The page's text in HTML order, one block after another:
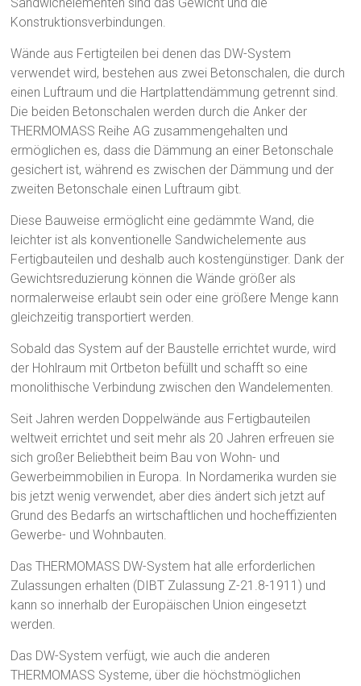
Konstruktionsverbindungen.
Wände aus Fertigteilen bei denen das DW-System
verwendet wird, bestehen aus zwei Betonschalen, die durch
einen Luftraum und die Hartplattendämmung getrennt sind.
Die beiden Betonschalen werden durch die Anker der
THERMOMASS Reihe AG zusammengehalten und
ermöglichen es, dass die Dämmung an einer Betonschale
gesichert ist, während es zwischen der Dämmung und der
zweiten Betonschale einen Luftraum gibt.
Diese Bauweise ermöglicht eine gedämmte Wand, die
leichter ist als konventionelle Sandwichelemente aus
Fertigbauteilen und deshalb auch kostengünstiger. Dank der
Gewichtsreduzierung können die Wände größer als
normalerweise erlaubt sein oder eine größere Menge kann
gleichzeitig transportiert werden.
Sobald das System auf der Baustelle errichtet wurde, wird
der Hohlraum mit Ortbeton befüllt und schafft so eine
monolithische Verbindung zwischen den Wandelementen.
Seit Jahren werden Doppelwände aus Fertigbauteilen
weltweit errichtet und seit mehr als 20 Jahren erfreuen sie
sich großer Beliebtheit beim Bau von Wohn- und
Gewerbeimmobilien in Europa. In Nordamerika wurden sie
bis jetzt wenig verwendet, aber dies ändert sich jetzt auf
Grund des Bedarfs an wirtschaftlichen und hocheffizienten
Gewerbe- und Wohnbauten.
Das THERMOMASS DW-System hat alle erforderlichen
Zulassungen erhalten (DIBT Zulassung Z-21.8-1911) und
kann so innerhalb der Europäischen Union eingesetzt
werden.
Das DW-System verfügt, wie auch die anderen
THERMOMASS Systeme, über die höchstmöglichen